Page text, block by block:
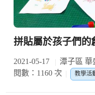
拼貼屬於孩子們的
2021-05-17 潭子區 華
閱數：1160 次
教學活